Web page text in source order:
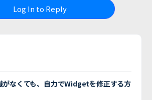
Log In to Reply
がなくても、自力でWidgetを修正する方